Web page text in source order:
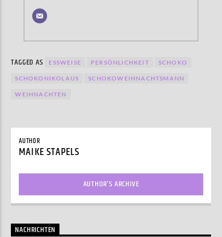
TAGGED AS ESSWEISE PERSÖNLICHKEIT SCHOKO
SCHOKONIKOLAUS SCHOKOWEIHNACHTSMANN
WEIHNACHTEN
AUTHOR
MAIKE STAPELS
AUTHOR'S ARCHIVE
NACHRICHTEN